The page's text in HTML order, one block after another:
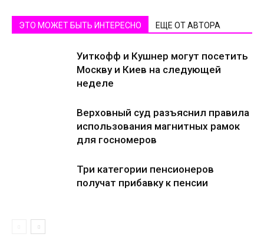
ЭТО МОЖЕТ БЫТЬ ИНТЕРЕСНО ЕЩЕ ОТ АВТОРА
Уиткофф и Кушнер могут посетить
Москву и Киев на следующей
неделе
Верховный суд разъяснил правила
использования магнитных рамок
для госномеров
Три категории пенсионеров
получат прибавку к пенсии